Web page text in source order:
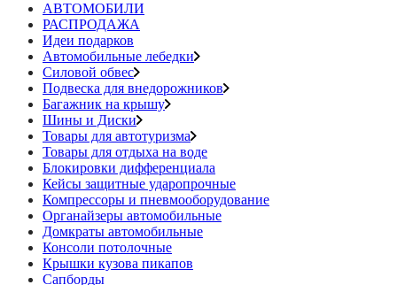
АВТОМОБИЛИ
РАСПРОДАЖА
Идеи подарков
Автомобильные лебедки
Силовой обвес
Подвеска для внедорожников
Багажник на крышу
Шины и Диски
Товары для автотуризма
Товары для отдыха на воде
Блокировки дифференциала
Кейсы защитные ударопрочные
Компрессоры и пневмооборудование
Органайзеры автомобильные
Домкраты автомобильные
Консоли потолочные
Крышки кузова пикапов
Сапборды